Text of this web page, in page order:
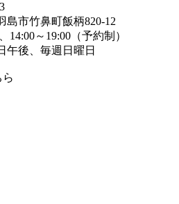
町飯柄820-12
～19:00（予約制）
、毎週日曜日
ら